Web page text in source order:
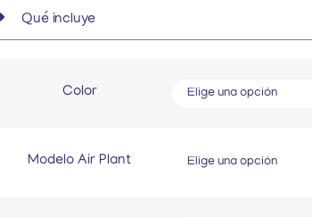
Qué incluye
Color
Modelo Air Plant